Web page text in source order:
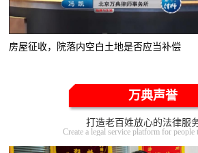
房屋征收，院落内空白土地是否应当补偿
万典声誉
打造老百姓放心的法律服
Create a legal service platform for people